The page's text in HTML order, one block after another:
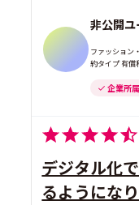
非公開ユ
ファッション
約タイプ 有償
企業所
デジタル化
るようになり